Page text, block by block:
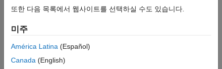
또한 다음 목록에서 웹사이트를 선택하실 수도 있습니다.
미주
América Latina (Español)
Canada (English)